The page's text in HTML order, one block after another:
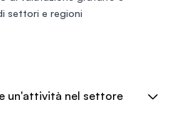
settori e regioni
un'attività nel settore